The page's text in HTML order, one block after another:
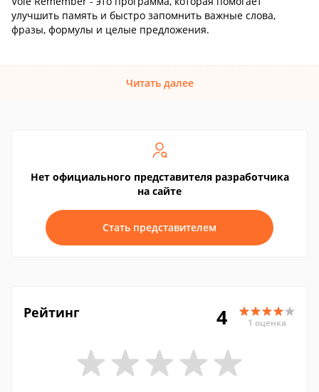
улучшить память и быстро запомнить важные слова,
фразы, формулы и целые предложения.
Читать далее
Нет официального представителя разработчика
на сайте
Стать представителем
Рейтинг 4 1 оценка